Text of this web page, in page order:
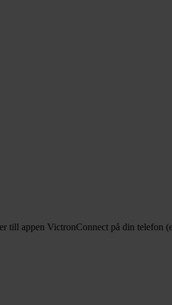
till appen VictronConnect på din telefon